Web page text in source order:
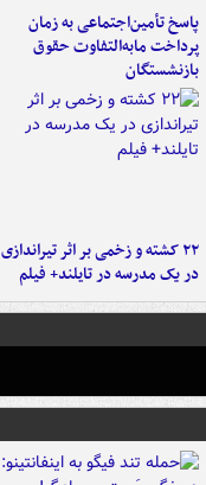
پاسخ تأمین‌اجتماعی به زمان
پرداخت مابه‌التفاوت حقوق
بازنشستگان
۲۲ کشته و زخمی بر اثر تیراندازی
در یک مدرسه در تایلند+ فیلم